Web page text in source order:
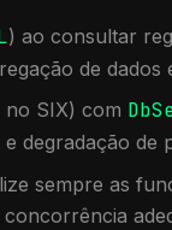
) ao consultar
de dados
no SIX) com
degradação de
sempre as